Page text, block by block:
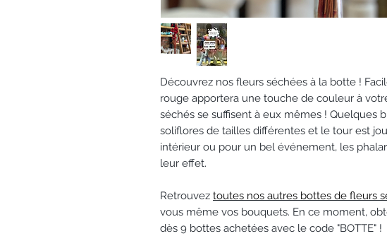
Découvrez nos fleurs séchées à la botte !
rouge apportera une touche de couleur à
séchés se suffisent à eux mêmes ! Quelques
soliflores de tailles différentes et le tour est
intérieur ou pour un bel événement, les
leur effet.
Retrouvez toutes nos autres bottes de fleurs
vous même vos bouquets. En ce moment,
dès 9 bottes achetées avec le code "BOTTE" !